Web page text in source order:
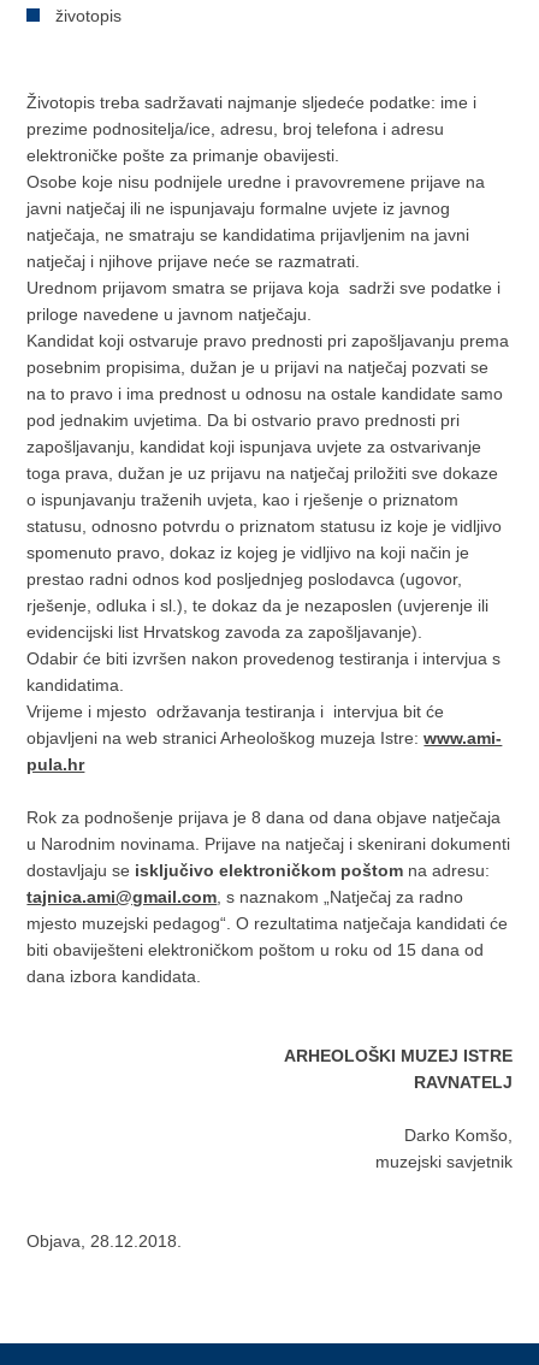
životopis
Životopis treba sadržavati najmanje sljedeće podatke: ime i
prezime podnositelja/ice, adresu, broj telefona i adresu
elektroničke pošte za primanje obavijesti.
Osobe koje nisu podnijele uredne i pravovremene prijave na
javni natječaj ili ne ispunjavaju formalne uvjete iz javnog
natječaja, ne smatraju se kandidatima prijavljenim na javni
natječaj i njihove prijave neće se razmatrati.
Urednom prijavom smatra se prijava koja sadrži sve podatke i
priloge navedene u javnom natječaju.
Kandidat koji ostvaruje pravo prednosti pri zapošljavanju prema
posebnim propisima, dužan je u prijavi na natječaj pozvati se
na to pravo i ima prednost u odnosu na ostale kandidate samo
pod jednakim uvjetima. Da bi ostvario pravo prednosti pri
zapošljavanju, kandidat koji ispunjava uvjete za ostvarivanje
toga prava, dužan je uz prijavu na natječaj priložiti sve dokaze
o ispunjavanju traženih uvjeta, kao i rješenje o priznatom
statusu, odnosno potvrdu o priznatom statusu iz koje je vidljivo
spomenuto pravo, dokaz iz kojeg je vidljivo na koji način je
prestao radni odnos kod posljednjeg poslodavca (ugovor,
rješenje, odluka i sl.), te dokaz da je nezaposlen (uvjerenje ili
evidencijski list Hrvatskog zavoda za zapošljavanje).
Odabir će biti izvršen nakon provedenog testiranja i intervjua s
kandidatima.
Vrijeme i mjesto održavanja testiranja i intervjua bit će
objavljeni na web stranici Arheološkog muzeja Istre:www.ami-
pula.hr
Rok za podnošenje prijava je 8 dana od dana objave natječaja
u Narodnim novinama. Prijave na natječaj i skenirani dokumenti
dostavljaju se isključivo elektroničkom poštom na adresu:
tajnica.ami@gmail.com , s naznakom „Natječaj za radno
mjesto muzejski pedagog“. O rezultatima natječaja kandidati će
biti obaviješteni elektroničkom poštom u roku od 15 dana od
dana izbora kandidata.
ARHEOLOŠKI MUZEJ ISTRE
RAVNATELJ
Darko Komšo,
muzejski savjetnik
Objava, 28.12.2018.